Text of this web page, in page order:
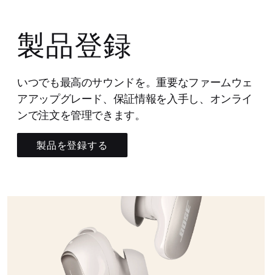
製品登録
いつでも最高のサウンドを。重要なファームウェ
アアップグレード、保証情報を入手し、オンライ
ンで注文を管理できます。
製品を登録する